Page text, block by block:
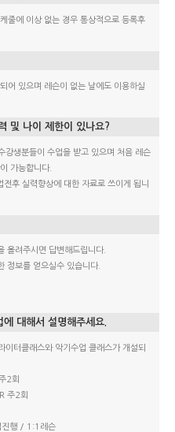
줄에 이상 없는 경우 통상적으로 등록후
어 있으며 레슨이 없는 날에도 이용하실
및 나이 제한이 있나요?
강생분들이 수업을 받고 있으며 처음 레슨
가능합니다.
후 실력향상에 대한 자료로 쓰이게 됩니
올려주시면 답변해드립니다.
정보를 얻으실수 있습니다.
대해서 설명해주세요.
이터클래스와 악기수업 클래스가 개설되
2회
주2회
진행 / 1:1레슨